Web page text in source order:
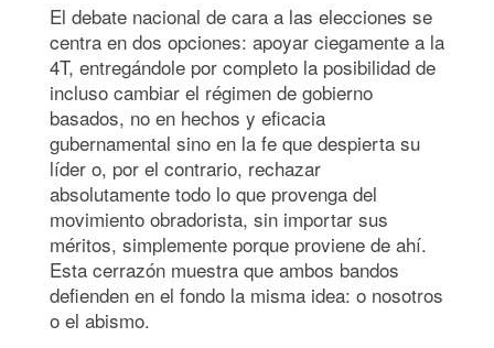
El debate nacional de cara a las elecciones se
centra en dos opciones: apoyar ciegamente a la
4T, entregándole por completo la posibilidad de
incluso cambiar el régimen de gobierno
basados, no en hechos y eficacia
gubernamental sino en la fe que despierta su
líder o, por el contrario, rechazar
absolutamente todo lo que provenga del
movimiento obradorista, sin importar sus
méritos, simplemente porque proviene de ahí.
Esta cerrazón muestra que ambos bandos
defienden en el fondo la misma idea: o nosotros
o el abismo.